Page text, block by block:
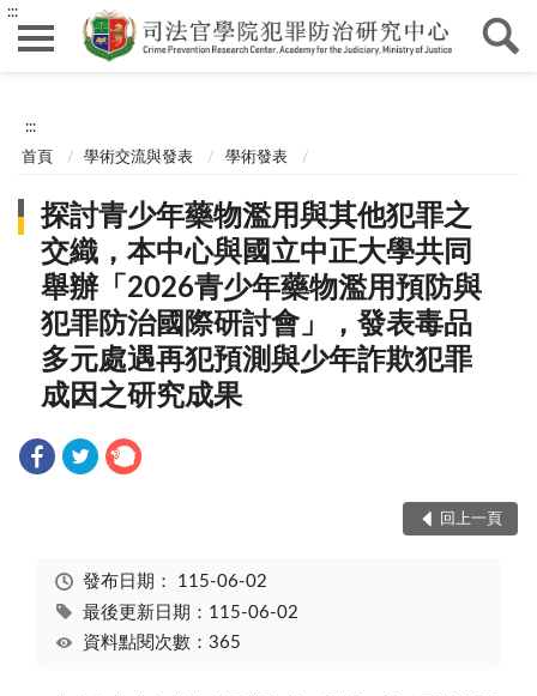
:::
:::
首頁 學術交流與發表 學術發表
探討青少年藥物濫用與其他犯罪之
交織，本中心與國立中正大學共同
舉辦「2026青少年藥物濫用預防與
犯罪防治國際研討會」，發表毒品
多元處遇再犯預測與少年詐欺犯罪
成因之研究成果
回上一頁
發布日期： 115-06-02
最後更新日期：115-06-02
資料點閱次數：365